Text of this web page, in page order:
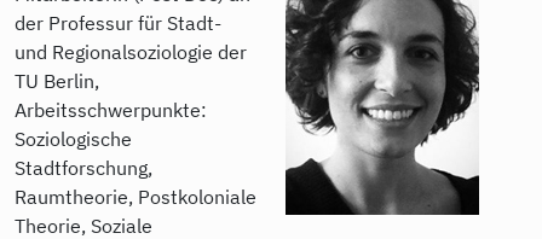
der Professur für Stadt-
und Regionalsoziologie der
TU Berlin,
Arbeitsschwerpunkte:
Soziologische
Stadtforschung,
Raumtheorie, Postkoloniale
Theorie, Soziale